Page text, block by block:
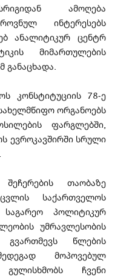
ამოღება
ინტერესებს
ანალიტიკურ ცენტრ
მიმართულების
განაცხადა.
კონსტიტუციის 78-ე
ორგანოებს
ფარგლებში,
ევროკავშირში სრული
შეჩერების თაობაზე
საქართველოს
საგარეო პოლიტიკურ
უმრავლესობის
გვართმევს წლების
მოპოვებულ
ჩვენი